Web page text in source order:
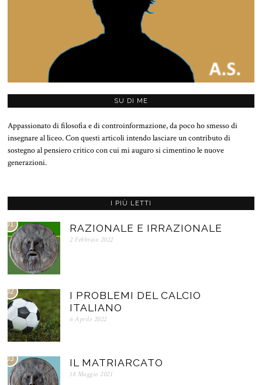
SU DI ME
Appassionato di filosofia e di controinformazione, da poco ho smesso di
insegnare al liceo. Con questi articoli intendo lasciare un contributo di
sostegno al pensiero critico con cui mi auguro si cimentino le nuove
generazioni.
I PIÙ LETTI
01 RAZIONALE E IRRAZIONALE
2 Febbraio 2022
02
I PROBLEMI DEL CALCIO
ITALIANO
6 Aprile 2022
03 IL MATRIARCATO
18 Maggio 2021